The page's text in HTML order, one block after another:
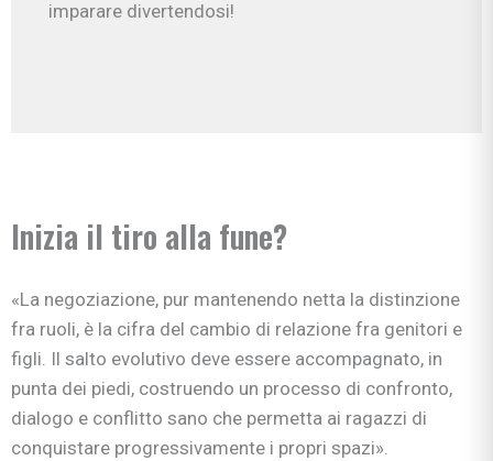
imparare divertendosi!
Inizia il tiro alla fune?
«La negoziazione, pur mantenendo netta la distinzione
fra ruoli, è la cifra del cambio di relazione fra genitori e
figli. Il salto evolutivo deve essere accompagnato, in
punta dei piedi, costruendo un processo di confronto,
dialogo e conflitto sano che permetta ai ragazzi di
conquistare progressivamente i propri spazi».